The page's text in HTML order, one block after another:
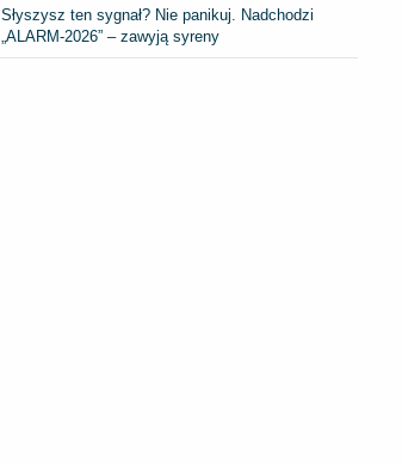
Słyszysz ten sygnał? Nie panikuj. Nadchodzi
„ALARM-2026” – zawyją syreny